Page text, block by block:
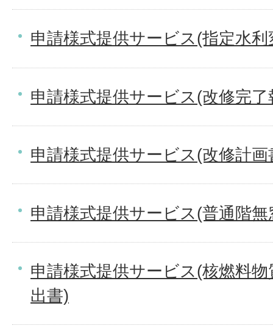
申請様式提供サービス(指定水
申請様式提供サービス(改修完了
申請様式提供サービス(改修計画
申請様式提供サービス(普通階
申請様式提供サービス(核燃料
出書)